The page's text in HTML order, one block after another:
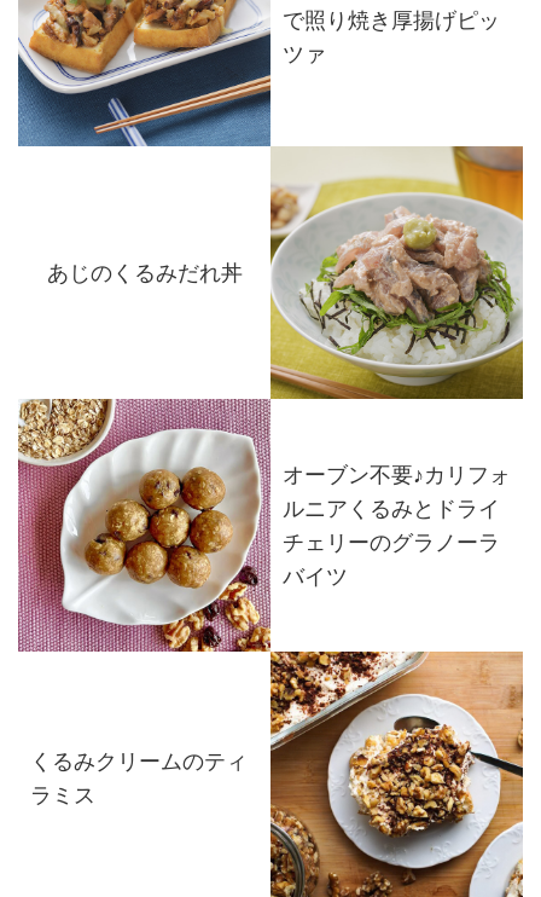
で照り焼き厚揚げピッ
ツァ
あじのくるみだれ丼
オーブン不要♪カリフォ
ルニアくるみとドライ
チェリーのグラノーラ
バイツ
くるみクリームのティ
ラミス